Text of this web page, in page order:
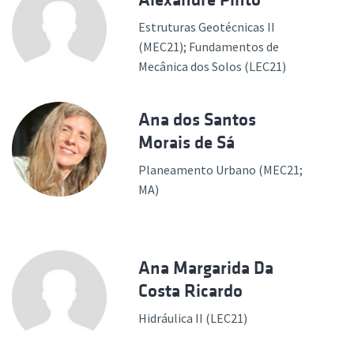
Estruturas Geotécnicas II
(MEC21); Fundamentos de
Mecânica dos Solos (LEC21)
Ana dos Santos
Morais de Sá
Planeamento Urbano (MEC21;
MA)
Ana Margarida Da
Costa Ricardo
Hidráulica II (LEC21)